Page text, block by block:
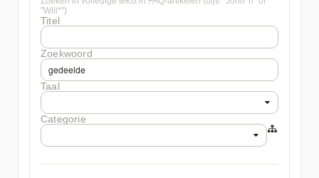
"Will*")
Titel
Zoekwoord
Taal
Categorie